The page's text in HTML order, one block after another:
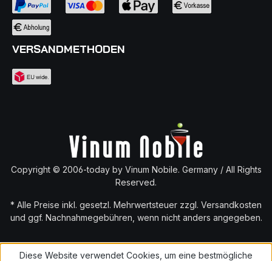
VERSANDMETHODEN
Copyright © 2006-today by Vinum Nobile. Germany / All Rights
Reserved.
* Alle Preise inkl. gesetzl. Mehrwertsteuer zzgl. Versandkosten
und ggf. Nachnahmegebühren, wenn nicht anders angegeben.
Diese Website verwendet Cookies, um eine bestmögliche